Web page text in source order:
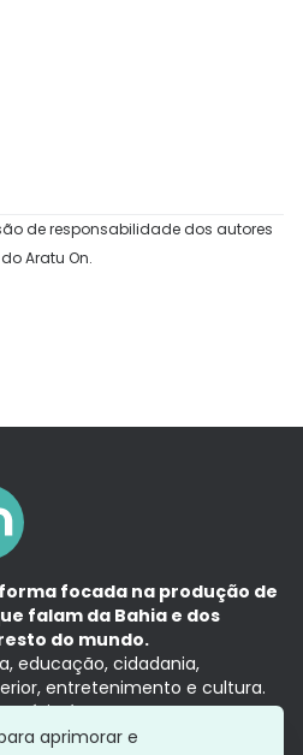
de responsabilidade dos autores
Aratu On.
focada na produção de
falam da Bahia e dos
do mundo.
educação, cidadania,
entretenimento e cultura.
é no tempo presente,
Aratu.
aprimorar e